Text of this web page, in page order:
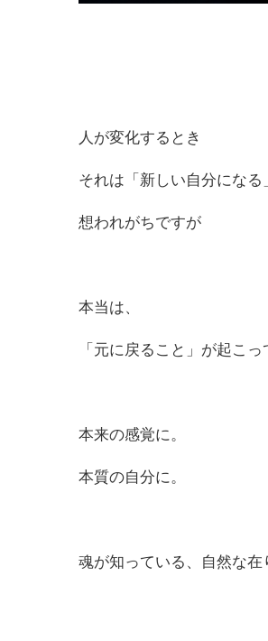
人が変化するとき
それは「新しい自分になる
想われがちですが
本当は、
「元に戻ること」が起こっ
本来の感覚に。
本質の自分に。
魂が知っている、自然な在